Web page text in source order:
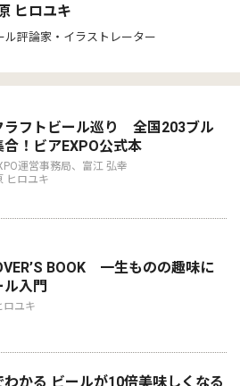
ヒロユキ
ル評論家・イラストレーター
ラフトビール巡り 全国203ブル
合！ビアEXPO公式本
運営事務局、富江 弘幸
ヒロユキ
BOOK 一生ものの趣味に
入門
ロユキ
わかる ビールが10倍美味しくなる